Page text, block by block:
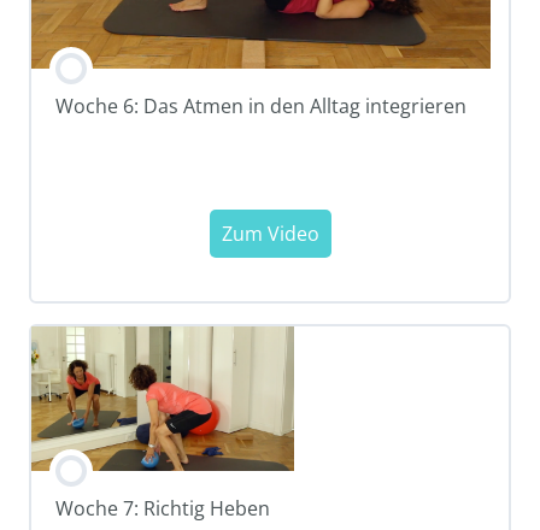
Woche 6: Das Atmen in den Alltag integrieren
Woche 7: Richtig Heben